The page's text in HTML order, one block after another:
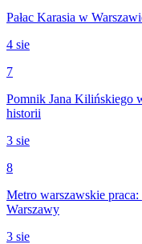
Pałac Karasia w
4 sie
7
Pomnik Jana Kilińskiego
historii
3 sie
8
Metro warszawskie
Warszawy
3 sie